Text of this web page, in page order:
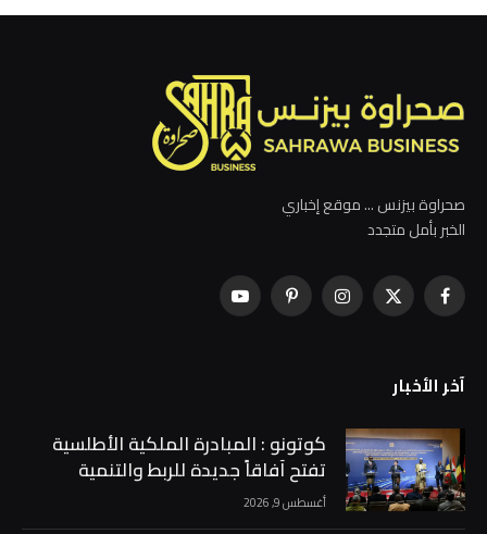
صحراوة بيزنس ... موقع إخباري
الخبر بأمل متجدد
فيسبوكX
الانستغرامبينتيريستيوتيوب
آخر الأخبار
كوتونو : المبادرة الملكية الأطلسية
تفتح آفاقاً جديدة للربط والتنمية
والتكامل في إفريقيا …
أغسطس 9, 2026